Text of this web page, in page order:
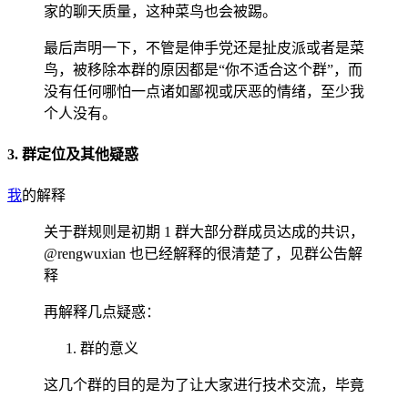
家的聊天质量，这种菜鸟也会被踢。
最后声明一下，不管是伸手党还是扯皮派或者是菜
鸟，被移除本群的原因都是“你不适合这个群”，而
没有任何哪怕一点诸如鄙视或厌恶的情绪，至少我
个人没有。
3. 群定位及其他疑惑
我的解释
关于群规则是初期 1 群大部分群成员达成的共识，
@rengwuxian 也已经解释的很清楚了，见群公告解
释
再解释几点疑惑：
群的意义
这几个群的目的是为了让大家进行技术交流，毕竟